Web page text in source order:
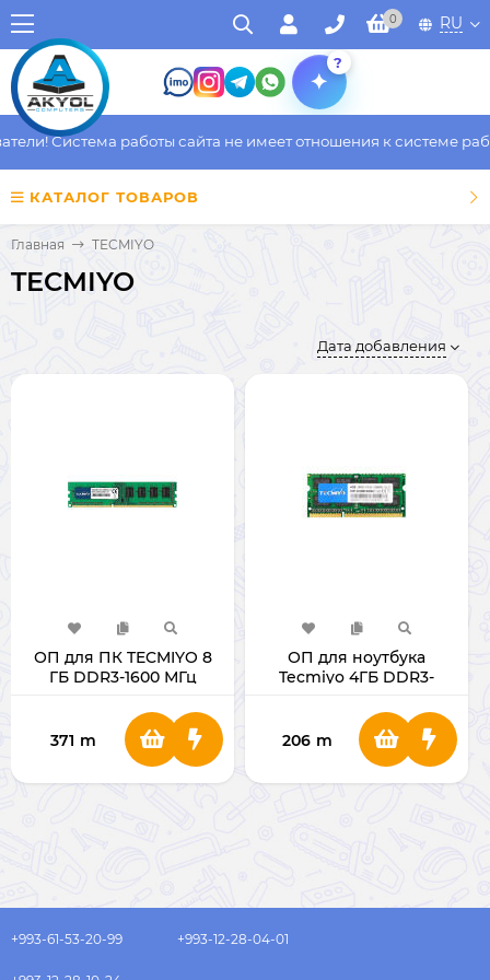
0 RU
?
Система работы сайта не имеет отношения к системе
КАТАЛОГ ТОВАРОВ
Главная TECMIYO
TECMIYO
Дата добавления
ОП для ПК TECMIYO 8
ГБ DDR3-1600 МГц
371 m
ОП для ноутбука
Tecmiyo 4ГБ DDR3-
206 m
+993-61-53-20-99 +993-12-28-04-01